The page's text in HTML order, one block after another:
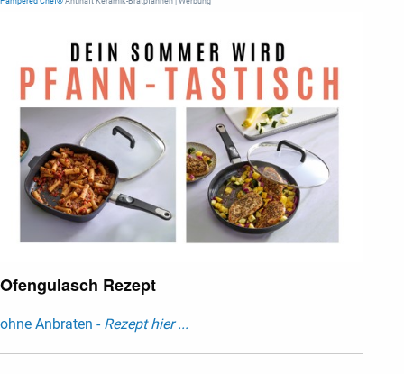
Ofengulasch Rezept
ohne Anbraten - Rezept hier ...